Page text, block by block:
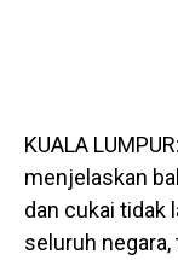
KUALA
menjelaskan
dan cukai tidak
seluruh